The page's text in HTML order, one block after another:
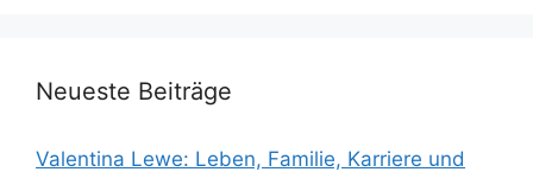
Neueste Beiträge
Valentina Lewe: Leben, Familie, Karriere und